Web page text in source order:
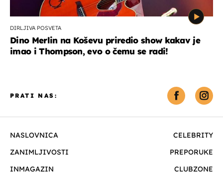
DIRLJIVA POSVETA
Dino Merlin na Koševu priredio show kakav je
imao i Thompson, evo o čemu se radi!
NASLOVNICA
CELEBRITY
ZANIMLJIVOSTI
PREPORUKE
INMAGAZIN
CLUBZONE
PRATI NAS: